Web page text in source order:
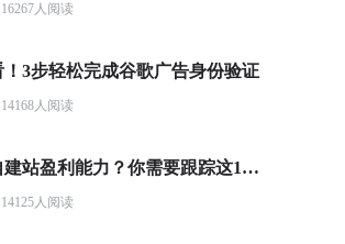
16267人阅读
3步轻松完成谷歌广告身份验证
14168人阅读
想提高自建站盈利能力？你需要跟踪这10个基本电商指标
14125人阅读